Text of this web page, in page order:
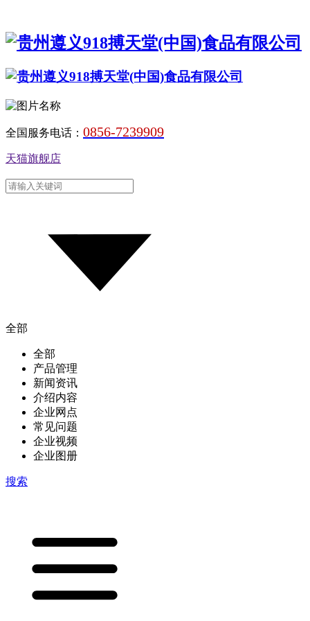
全国服务电话： 0856-7239909
天猫旗舰店
全部
全部
产品管理
新闻资讯
介绍内容
企业网点
常见问题
企业视频
企业图册
搜索